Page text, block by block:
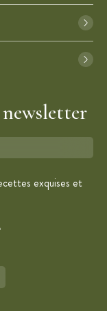
exquises et